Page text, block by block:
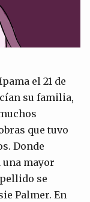
el 21 de
su familia,
que tuvo
Donde
mayor
se
Palmer. En